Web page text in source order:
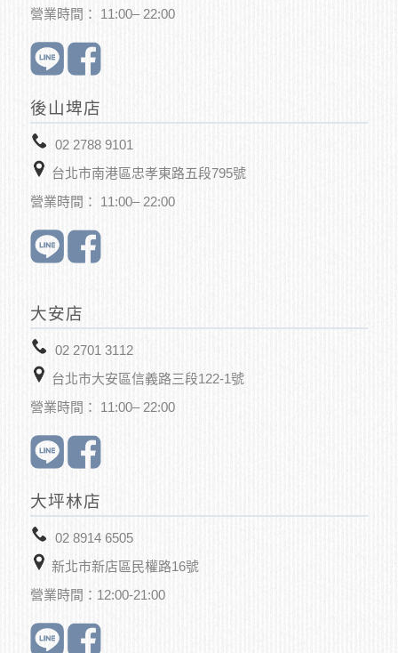
營業時間： 11:00– 22:00
後山埤店
02 2788 9101
台北市南港區忠孝東路五段795號
營業時間： 11:00– 22:00
大安店
02 2701 3112
台北市大安區信義路三段122-1號
營業時間： 11:00– 22:00
大坪林店
02 8914 6505
新北市新店區 民權路16號
營業時間：12:00-21:00